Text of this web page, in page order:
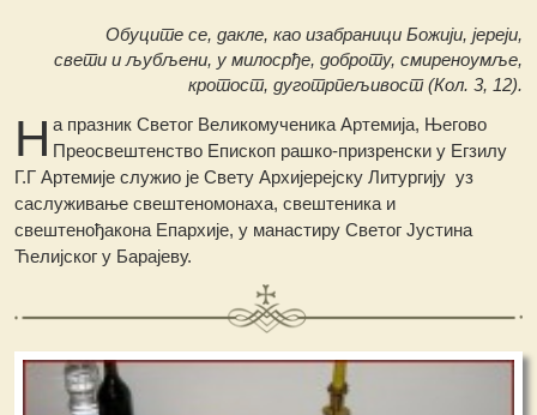
Обуците се, дакле, као изабраници Божији, јереји,
свети и љубљени, у милосрђе, доброту, смиреноумље,
кротост, дуготрпељивост (Кол. 3, 12).
Н а празник Светог Великомученика Артемија, Његово
Преосвештенство Епископ рашко-призренски у Егзилу
Г.Г Артемије служио је Свету Архијерејску Литургију уз
саслуживање свештеномонаха, свештеника и
свештенођакона Епархије, у манастиру Светог Јустина
Ћелијског у Барајеву.